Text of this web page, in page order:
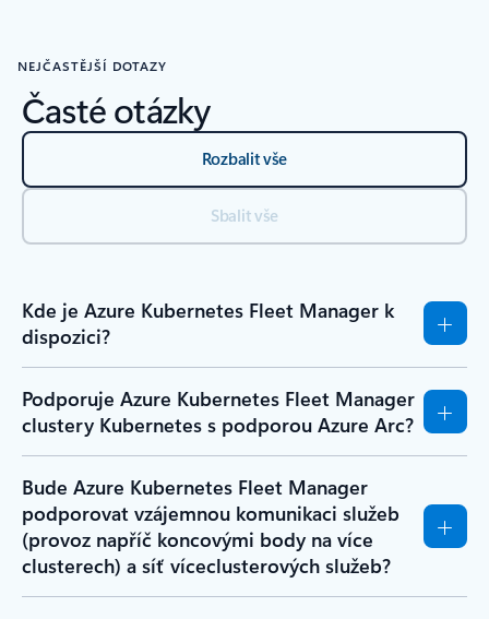
NEJČASTĚJŠÍ DOTAZY
Časté otázky
Rozbalit vše
Sbalit vše
Kde je Azure Kubernetes Fleet Manager k
dispozici?
Podporuje Azure Kubernetes Fleet Manager
clustery Kubernetes s podporou Azure Arc?
Bude Azure Kubernetes Fleet Manager
podporovat vzájemnou komunikaci služeb
(provoz napříč koncovými body na více
clusterech) a síť víceclusterových služeb?